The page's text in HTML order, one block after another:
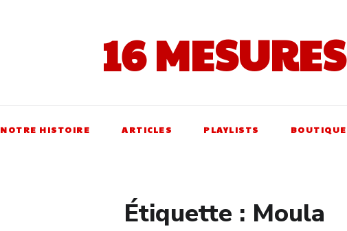
16 MESURES
NOTRE HISTOIRE ARTICLES PLAYLISTS BOUTIQUE
Étiquette : Moula